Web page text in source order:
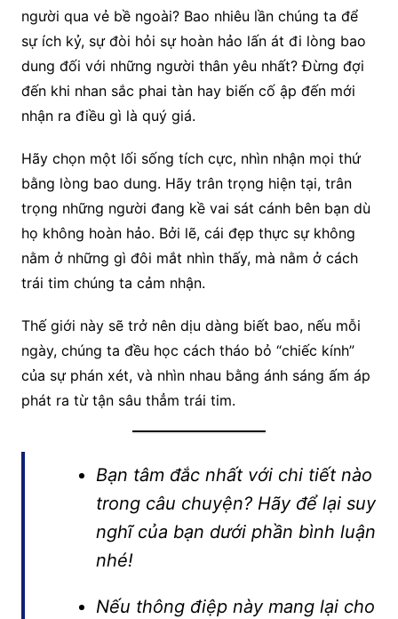
người qua vẻ bề ngoài? Bao nhiêu lần chúng ta để
sự ích kỷ, sự đòi hỏi sự hoàn hảo lấn át đi lòng bao
dung đối với những người thân yêu nhất? Đừng đợi
đến khi nhan sắc phai tàn hay biến cố ập đến mới
nhận ra điều gì là quý giá.
Hãy chọn một lối sống tích cực, nhìn nhận mọi thứ
bằng lòng bao dung. Hãy trân trọng hiện tại, trân
trọng những người đang kề vai sát cánh bên bạn dù
họ không hoàn hảo. Bởi lẽ, cái đẹp thực sự không
nằm ở những gì đôi mắt nhìn thấy, mà nằm ở cách
trái tim chúng ta cảm nhận.
Thế giới này sẽ trở nên dịu dàng biết bao, nếu mỗi
ngày, chúng ta đều học cách tháo bỏ “chiếc kính”
của sự phán xét, và nhìn nhau bằng ánh sáng ấm áp
phát ra từ tận sâu thẳm trái tim.
Bạn tâm đắc nhất với chi tiết nào
trong câu chuyện? Hãy để lại suy
nghĩ của bạn dưới phần bình luận
nhé!
Nếu thông điệp này mang lại cho